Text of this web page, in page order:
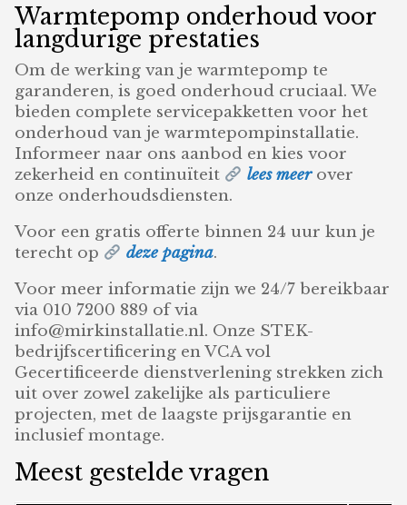
Warmtepomp onderhoud voor
langdurige prestaties
Om de werking van je warmtepomp te
garanderen, is goed onderhoud cruciaal. We
bieden complete servicepakketten voor het
onderhoud van je warmtepompinstallatie.
Informeer naar ons aanbod en kies voor
zekerheid en continuïteit
lees meerover
onze onderhoudsdiensten.
Voor een gratis offerte binnen 24 uur kun je
terecht op
deze pagina.
Voor meer informatie zijn we 24/7 bereikbaar
via 010 7200 889 of via
info@mirkinstallatie.nl. Onze STEK-
bedrijfscertificering en VCA vol
Gecertificeerde dienstverlening strekken zich
uit over zowel zakelijke als particuliere
projecten, met de laagste prijsgarantie en
inclusief montage.
Meest gestelde vragen